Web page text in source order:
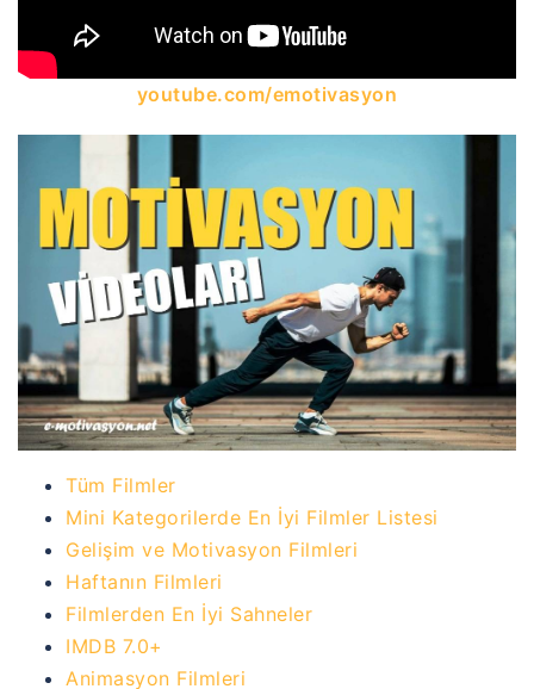
youtube.com/emotivasyon
Tüm Filmler
Mini Kategorilerde En İyi Filmler Listesi
Gelişim ve Motivasyon Filmleri
Haftanın Filmleri
Filmlerden En İyi Sahneler
IMDB 7.0+
Animasyon Filmleri